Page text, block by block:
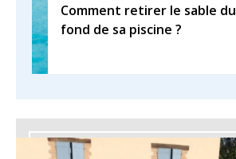
Comment retirer le sable du
fond de sa piscine ?